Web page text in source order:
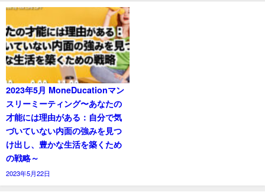
2023年5月 MoneDucationマン
スリーミーティング〜あなたの
才能には理由がある：自分で気
づいていない内面の強みを見つ
け出し、豊かな生活を築くため
の戦略～
2023年5月22日